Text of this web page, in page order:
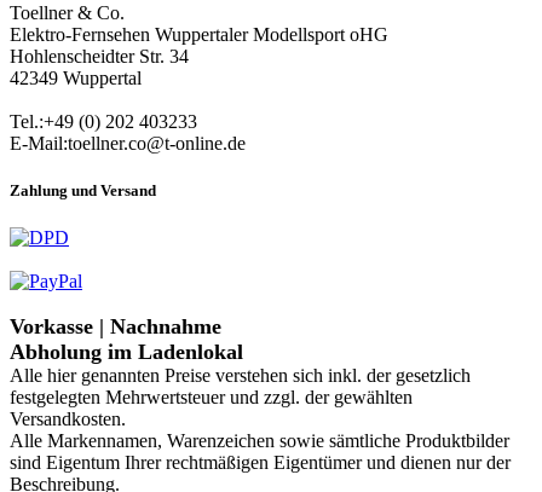
Toellner & Co.
Elektro-Fernsehen Wuppertaler Modellsport oHG
Hohlenscheidter Str. 34
42349 Wuppertal
Tel.:+49 (0) 202 403233
E-Mail:toellner.co@t-online.de
Zahlung und Versand
Vorkasse | Nachnahme
Abholung im Ladenlokal
Alle hier genannten Preise verstehen sich inkl. der gesetzlich
festgelegten Mehrwertsteuer und zzgl. der gewählten
Versandkosten.
Alle Markennamen, Warenzeichen sowie sämtliche Produktbilder
sind Eigentum Ihrer rechtmäßigen Eigentümer und dienen nur der
Beschreibung.